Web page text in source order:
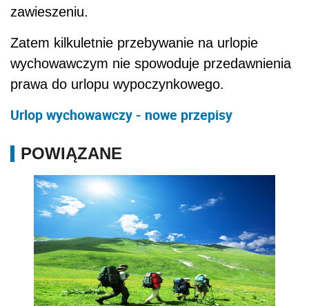
zawieszeniu.
Zatem kilkuletnie przebywanie na urlopie
wychowawczym nie spowoduje przedawnienia
prawa do urlopu wypoczynkowego.
Urlop wychowawczy - nowe przepisy
POWIĄZANE